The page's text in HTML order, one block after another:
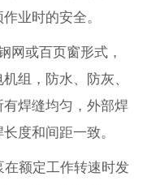
业时的安全。
网或百页窗形式，
组，防水、防灰、
焊缝均匀，外部焊
度和间距一致。
额定工作转速时发